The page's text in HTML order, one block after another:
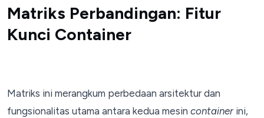
Matriks Perbandingan: Fitur
Kunci Container
Matriks ini merangkum perbedaan arsitektur dan
fungsionalitas utama antara kedua mesin containerini,